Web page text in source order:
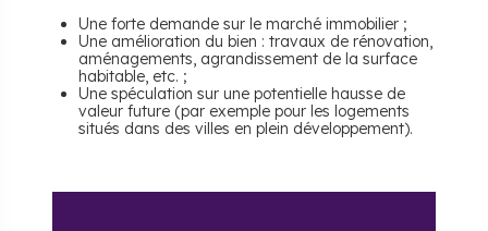
Une forte demande sur le marché immobilier ;
Une amélioration du bien : travaux de rénovation,
aménagements, agrandissement de la surface
habitable, etc. ;
Une spéculation sur une potentielle hausse de
valeur future (par exemple pour les logements
situés dans des villes en plein développement).